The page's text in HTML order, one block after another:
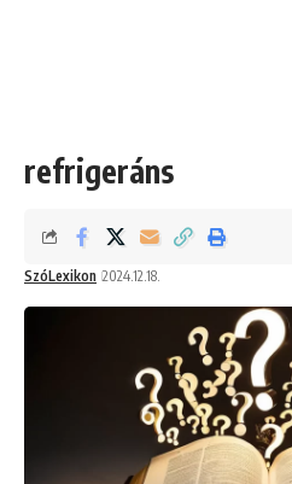
refrigeráns
SzóLexikon 2024.12.18.